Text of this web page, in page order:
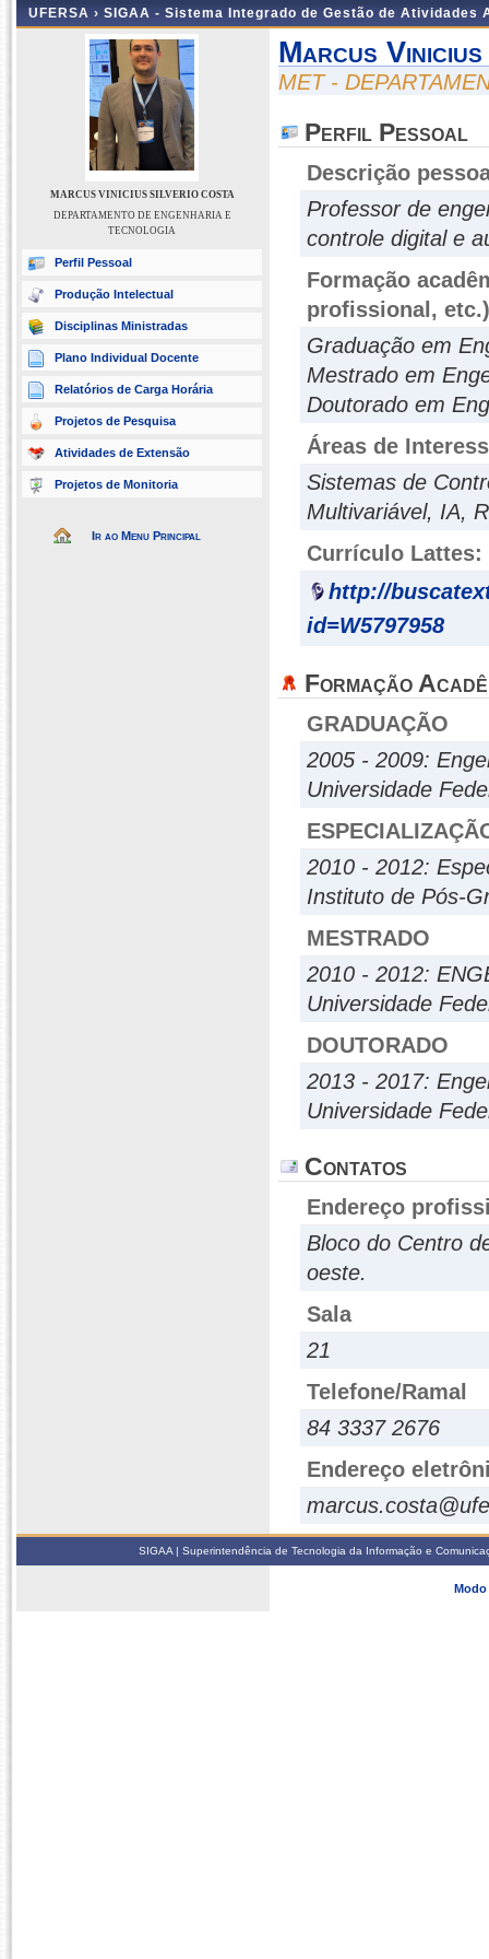
UFERSA › SIGAA - Sistema Integrado de Gestão de Atividades
MARCUS VINICIUS SILVERIO COSTA
DEPARTAMENTO DE ENGENHARIA E
TECNOLOGIA
Perfil Pessoal
Produção Intelectual
Disciplinas Ministradas
Plano Individual Docente
Relatórios de Carga Horária
Projetos de Pesquisa
Atividades de Extensão
Projetos de Monitoria
Ir ao Menu Principal
Marcus
MET -
Perfil Pessoal
Descrição
Professor de
controle digital e
Formação
profissional, etc.)
Graduação em
Mestrado em
Doutorado em
Áreas de
Sistemas de
Multivariável, IA,
Currículo Lattes:
http://
id=W5797958
Formação
GRADUAÇÃO
2005 - 2009:
Universidade
2010 - 2012:
Instituto de Pós-
MESTRADO
2010 - 2012:
Universidade
DOUTORADO
2013 - 2017:
Universidade
Contatos
Endereço
Bloco do Centro
oeste.
Sala
21
Telefone/Ramal
84 3337 2676
Endereço
SIGAA | Superintendência de Tecnologia da Informação e
Modo